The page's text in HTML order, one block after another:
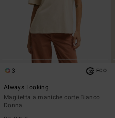
3 ECO
Always Looking
Maglietta a maniche corte Bianco
Donna